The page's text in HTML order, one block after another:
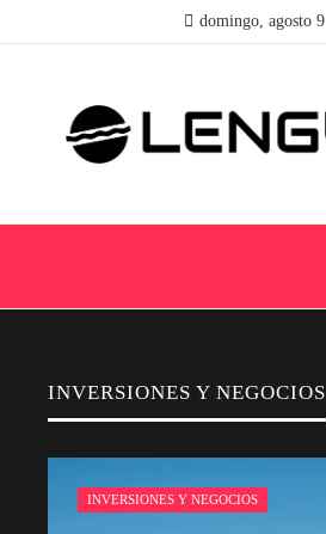
domingo, agosto 9
INVERSIONES Y NEGOCIOS
INVERSIONES Y NEGOCIOS